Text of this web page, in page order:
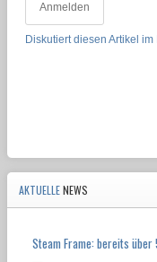
Anmelden
Diskutiert diesen Artikel
AKTUELLENEWS
Steam Frame: bereits